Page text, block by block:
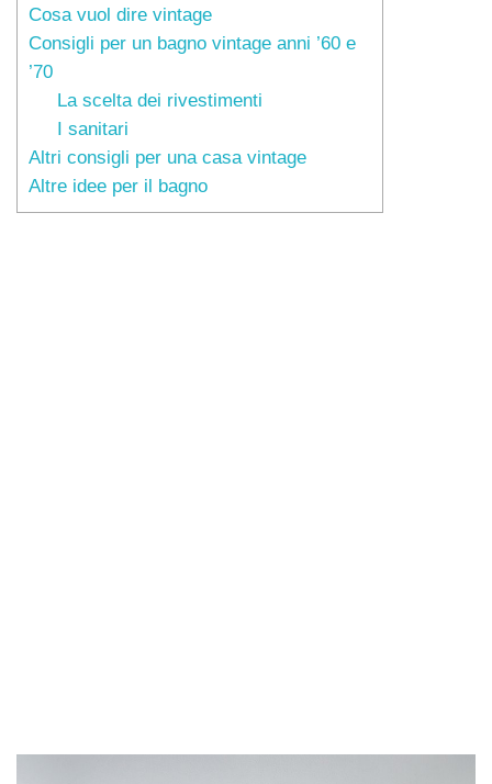
Cosa vuol dire vintage
Consigli per un bagno vintage anni ’60 e
’70
La scelta dei rivestimenti
I sanitari
Altri consigli per una casa vintage
Altre idee per il bagno